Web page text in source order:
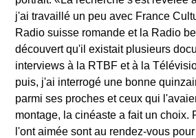
j'ai travaillé un peu avec France
Radio suisse romande et la Radio
découvert qu'il existait plusieurs
interviews à la RTBF et à la
puis, j'ai interrogé une bonne
parmi ses proches et ceux qui
montage, la cinéaste a fait un choix.
l'ont aimée sont au rendez-vous